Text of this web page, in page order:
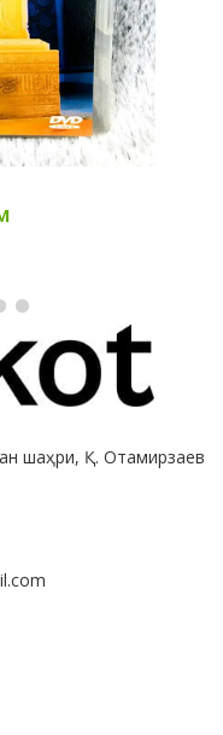
шаҳри, Қ. Отамирзаев